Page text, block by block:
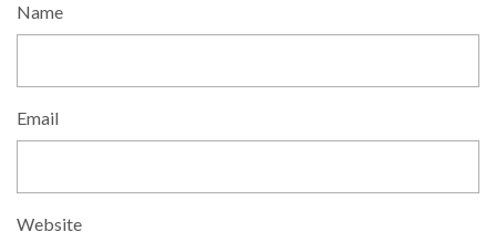
Name
Email
Website